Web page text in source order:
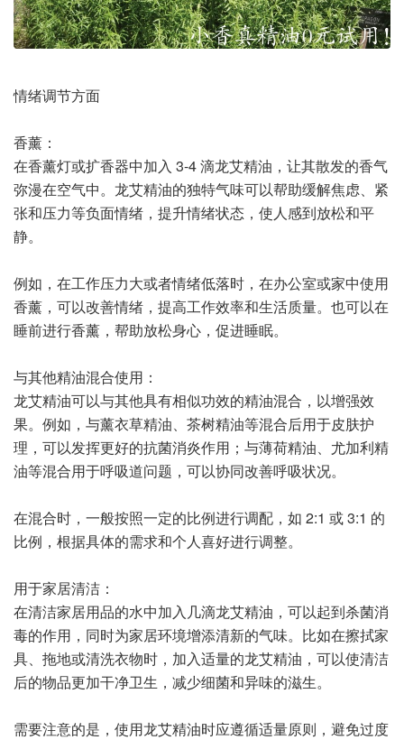
情绪调节方面
香薰：
在香薰灯或扩香器中加入 3-4 滴龙艾精油，让其散发的香气
弥漫在空气中。龙艾精油的独特气味可以帮助缓解焦虑、紧
张和压力等负面情绪，提升情绪状态，使人感到放松和平
静。
例如，在工作压力大或者情绪低落时，在办公室或家中使用
香薰，可以改善情绪，提高工作效率和生活质量。也可以在
睡前进行香薰，帮助放松身心，促进睡眠。
与其他精油混合使用：
龙艾精油可以与其他具有相似功效的精油混合，以增强效
果。例如，与薰衣草精油、茶树精油等混合后用于皮肤护
理，可以发挥更好的抗菌消炎作用；与薄荷精油、尤加利精
油等混合用于呼吸道问题，可以协同改善呼吸状况。
在混合时，一般按照一定的比例进行调配，如 2:1 或 3:1 的
比例，根据具体的需求和个人喜好进行调整。
用于家居清洁：
在清洁家居用品的水中加入几滴龙艾精油，可以起到杀菌消
毒的作用，同时为家居环境增添清新的气味。比如在擦拭家
具、拖地或清洗衣物时，加入适量的龙艾精油，可以使清洁
后的物品更加干净卫生，减少细菌和异味的滋生。
需要注意的是，使用龙艾精油时应遵循适量原则，避免过度